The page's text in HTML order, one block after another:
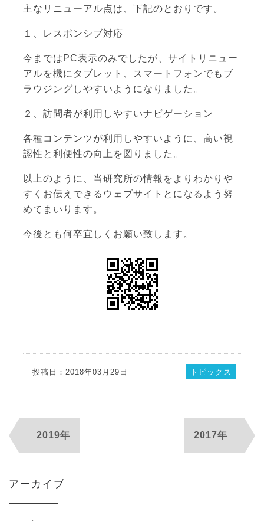
主なリニューアル点は、下記のとおりです。
１、レスポンシブ対応
今まではPC表示のみでしたが、サイトリニュー
アルを機にタブレット、スマートフォンでもブ
ラウジングしやすいようになりました。
２、訪問者が利用しやすいナビゲーション
各種コンテンツが利用しやすいように、高い視
認性と利便性の向上を図りました。
以上のように、当研究所の情報をよりわかりや
すくお伝えできるウェブサイトとになるよう努
めてまいります。
今後とも何卒宜しくお願い致します。
投稿日：2018年03月29日 トピックス
2019年 2017年
アーカイブ